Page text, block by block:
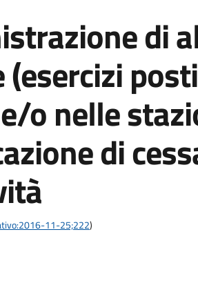
di
(esercizi
o nelle
di
11-25;222)